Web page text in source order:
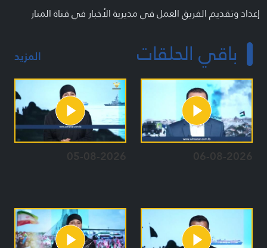
إعداد وتقديم الفريق العمل في مديرية الأخبار في قناة المنار
باقي الحلقات المزيد
06-08-2026
05-08-2026